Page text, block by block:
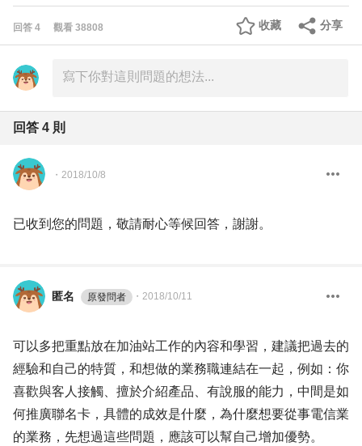
回答 4 觀看 38808 分享
收藏
回答 4 則
・ 2018/10/8
已收到您的問題，敬請耐心等候回答，謝謝。
匿名 原發問者 ・ 2018/10/11
可以多把重點放在加油站工作的內容和學習，建議把過去的
經驗和自己的特質，和想做的業務職連結在一起，例如：你
喜歡與客人接觸、擅於介紹產品、有說服的能力，中間是如
何推廣聯名卡，具體的成效是什麼，為什麼想要從事電信業
的業務，先想過這些問題，應該可以幫自己增加優勢。